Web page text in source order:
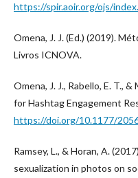
https://spir.aoir.org/ojs/
Omena, J. J. (Ed.) (2019).
Livros ICNOVA.
Omena, J. J., Rabello, E. T.,
for Hashtag Engagement
https://doi.org/10.1177/
Ramsey, L., & Horan, A.
sexualization in photos on